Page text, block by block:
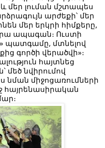
մեր լուման մշտապես
արժեքի՝ մեր
մեր երկրի հիմքերը,
ապագան։ Ուստի
պատգամը, մտնելով
գործի վերածվի»։
հայտնեց
մեծ նվիրումով
միջոցառումների
հայրենասիրական